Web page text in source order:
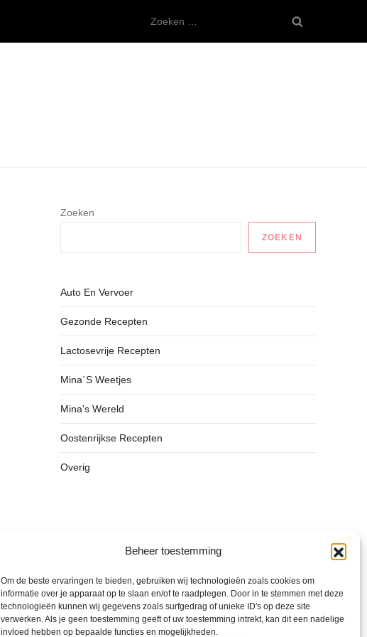
Beheer toestemming
Om de beste ervaringen te bieden, gebruiken wij technologieën zoals cookies om
informatie over je apparaat op te slaan en/of te raadplegen. Door in te stemmen met deze
technologieën kunnen wij gegevens zoals surfgedrag of unieke ID's op deze site
verwerken. Als je geen toestemming geeft of uw toestemming intrekt, kan dit een nadelige
invloed hebben op bepaalde functies en mogelijkheden.
naar:
Zoeken
ZOEKEN
Auto En Vervoer
Gezonde Recepten
Lactosevrije Recepten
Mina´s Weetjes
Mina's Wereld
Oostenrijkse Recepten
Overig